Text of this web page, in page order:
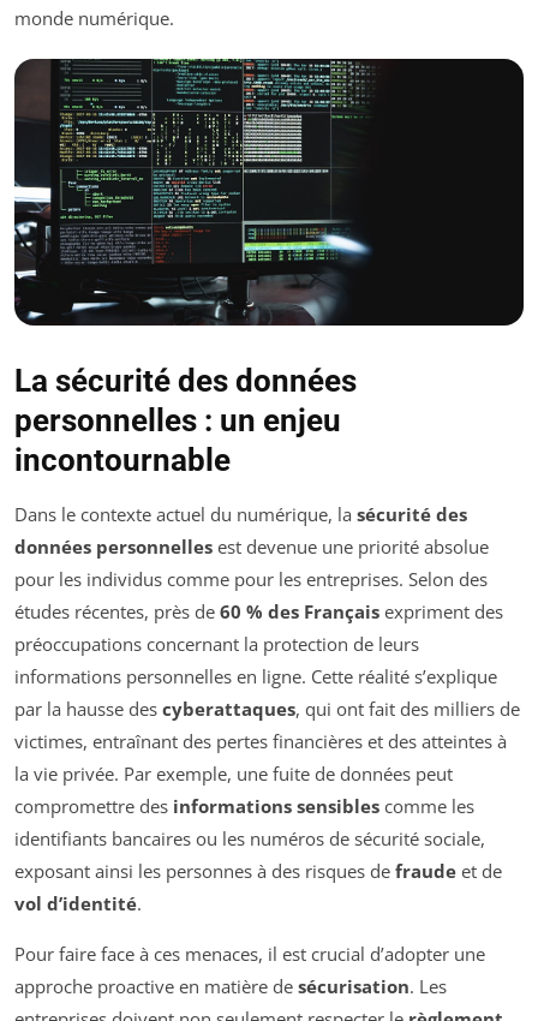
monde numérique.
La sécurité des données
personnelles : un enjeu
incontournable
Dans le contexte actuel du numérique, la sécurité des
données personnelles est devenue une priorité absolue
pour les individus comme pour les entreprises. Selon des
études récentes, près de 60 % des Français expriment des
préoccupations concernant la protection de leurs
informations personnelles en ligne. Cette réalité s’explique
par la hausse des cyberattaques, qui ont fait des milliers de
victimes, entraînant des pertes financières et des atteintes à
la vie privée. Par exemple, une fuite de données peut
compromettre des informations sensibles comme les
identifiants bancaires ou les numéros de sécurité sociale,
exposant ainsi les personnes à des risques de fraude et de
vol d’identité.
Pour faire face à ces menaces, il est crucial d’adopter une
approche proactive en matière de sécurisation. Les